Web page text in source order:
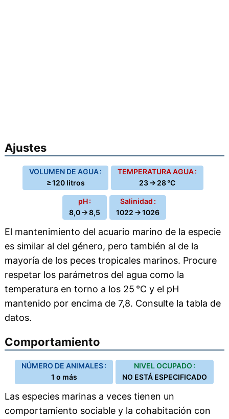
Ajustes
VOLUMEN DE AGUA :
≥ 120 litros
TEMPERATURA AGUA :
23 → 28 °C
pH :
8,0 → 8,5
Salinidad :
1022 → 1026
El mantenimiento del acuario marino de la especie
es similar al del género, pero también al de la
mayoría de los peces tropicales marinos. Procure
respetar los parámetros del agua como la
temperatura en torno a los 25 °C y el pH
mantenido por encima de 7,8. Consulte la tabla de
datos.
Comportamiento
NÚMERO DE ANIMALES :
1 o más
NIVEL OCUPADO :
NO ESTÁ ESPECIFICADO
Las especies marinas a veces tienen un
comportamiento sociable y la cohabitación con